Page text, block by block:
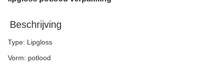
Beschrijving
Type: Lipgloss
Vorm: potlood